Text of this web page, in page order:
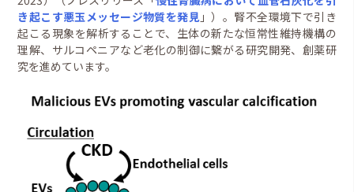
き起こす悪玉メッセージ物質を発見 」）。腎不全環境下で引き
起こる現象を解析することで、生体の新たな恒常性維持機構の
理解、サルコペニアなど老化の制御に繋がる研究開発、創薬研
究を進めています。